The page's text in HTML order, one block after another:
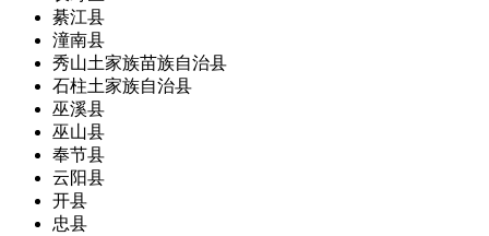
綦江县
潼南县
秀山土家族苗族自治县
石柱土家族自治县
巫溪县
巫山县
奉节县
云阳县
开县
忠县